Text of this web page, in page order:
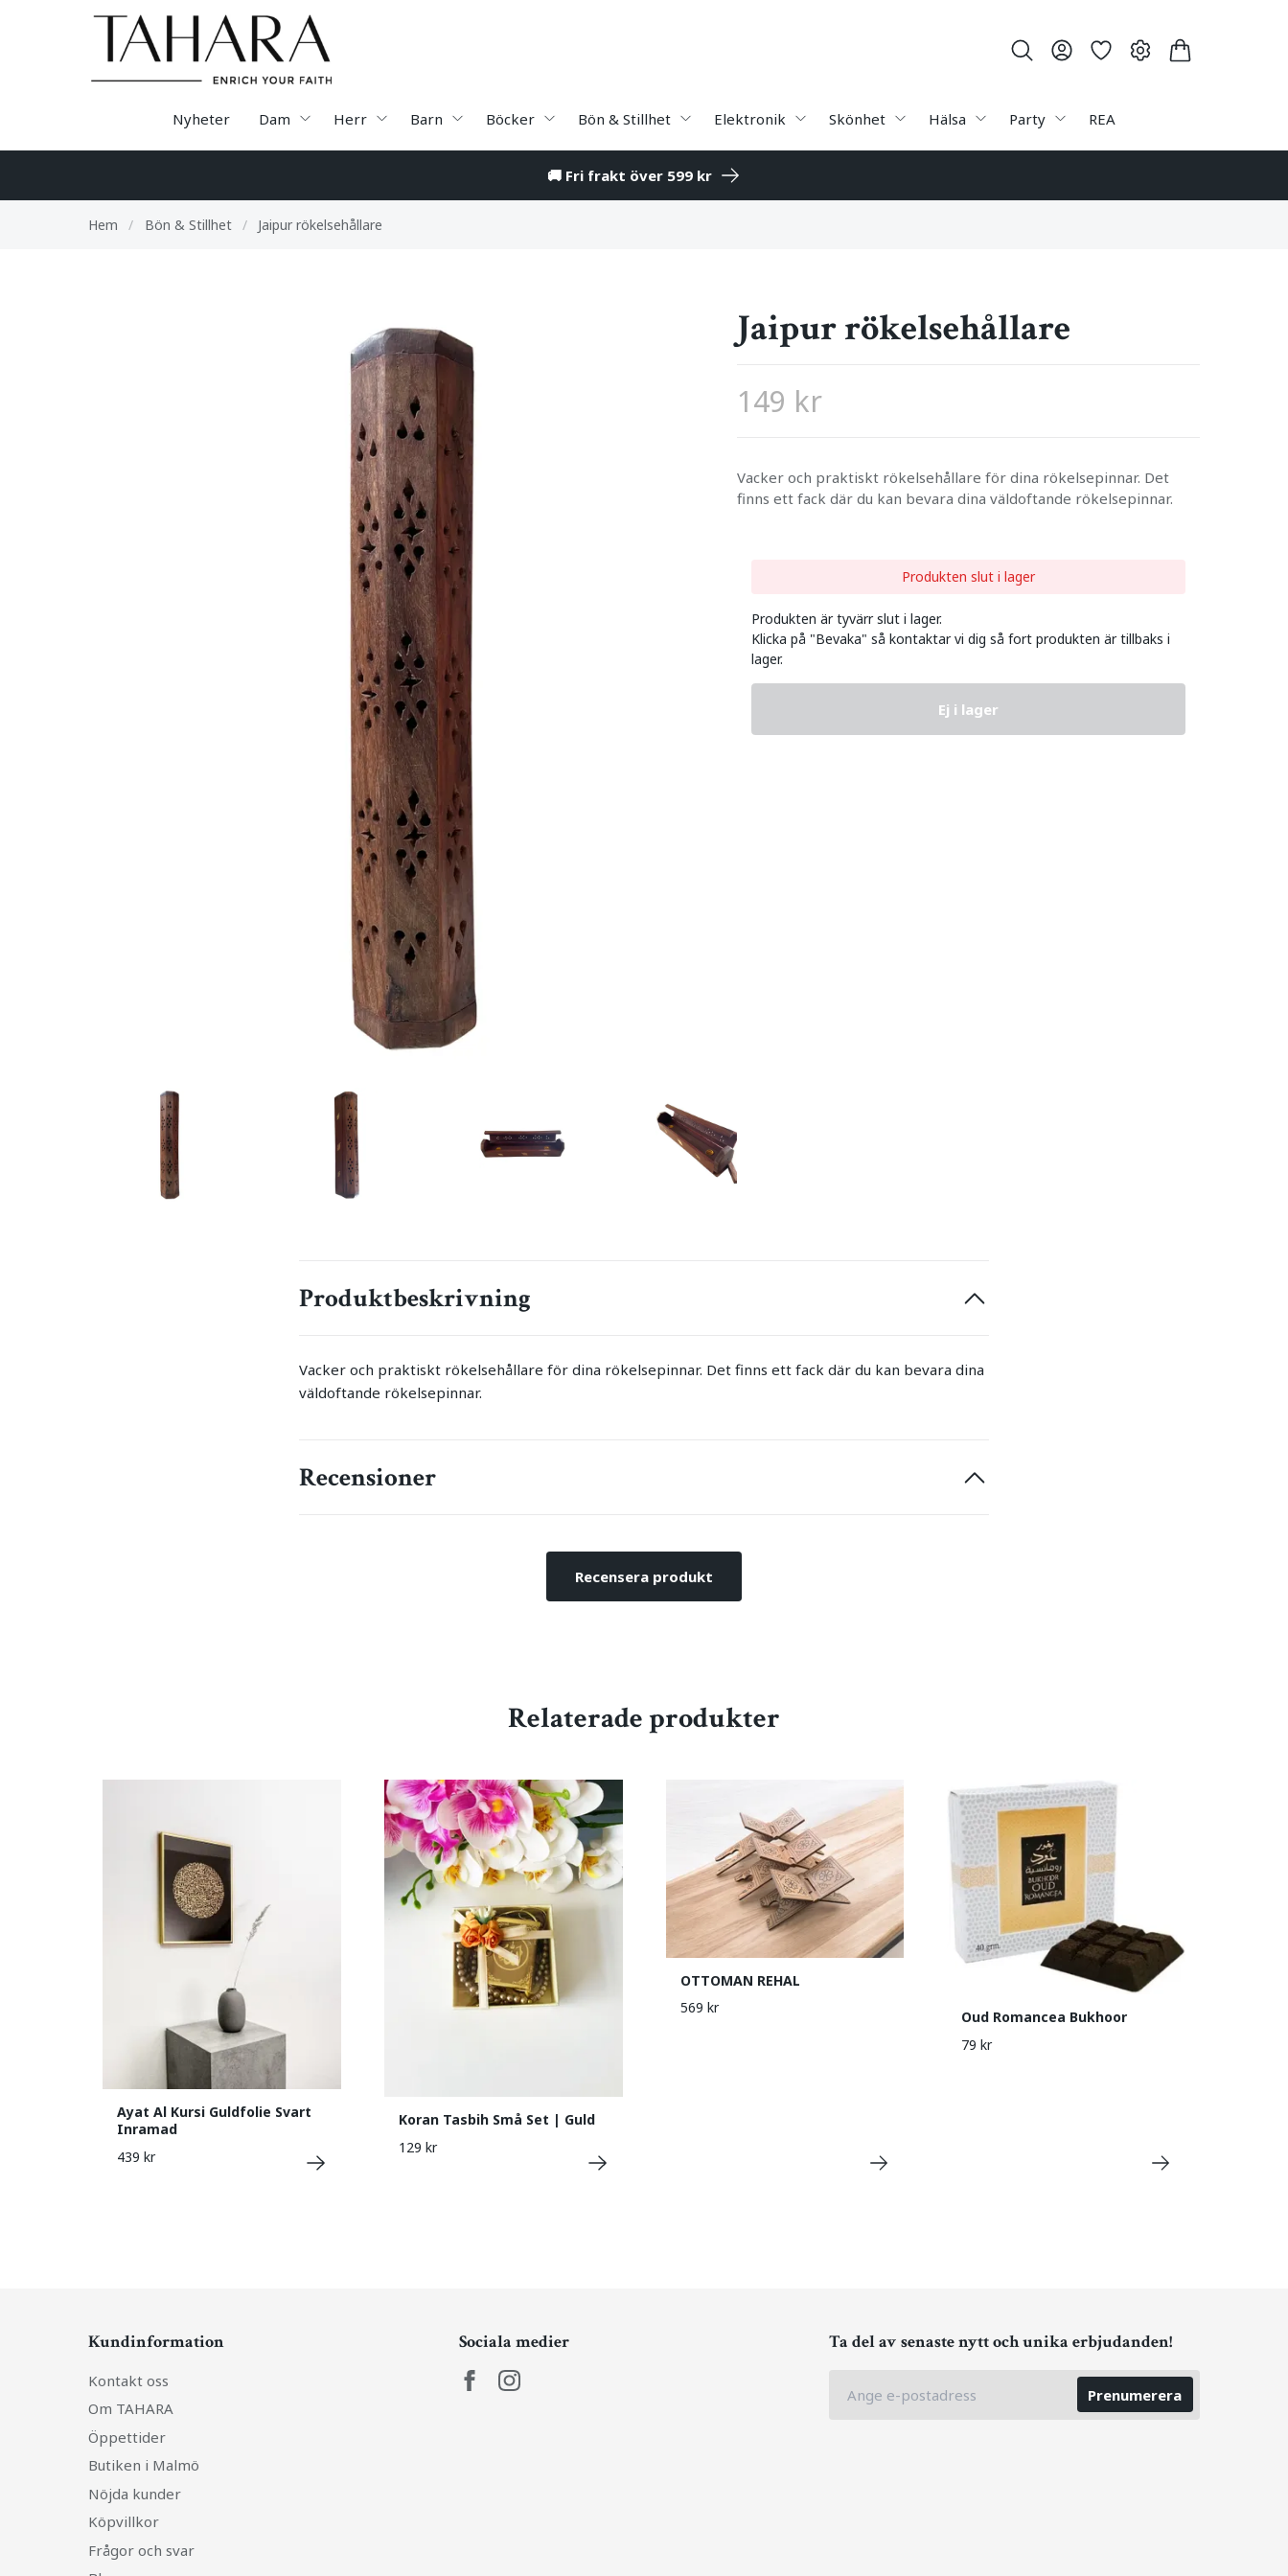
Nyheter Dam Herr Barn Böcker Bön & Stillhet Elektronik Skönhet Hälsa Party REA
🚚 Fri frakt över 599 kr
Hem / Bön & Stillhet / Jaipur rökelsehållare
Jaipur rökelsehållare
149 kr
Vacker och praktiskt rökelsehållare för dina rökelsepinnar. Det
finns ett fack där du kan bevara dina väldoftande rökelsepinnar.
Produkten slut i lager
Produkten är tyvärr slut i lager.
Klicka på "Bevaka" så kontaktar vi dig så fort produkten är tillbaks i
lager.
Ej i lager
Produktbeskrivning
Vacker och praktiskt rökelsehållare för dina rökelsepinnar. Det finns ett fack där du kan bevara dina
väldoftande rökelsepinnar.
Recensioner
Recensera produkt
Relaterade produkter
Ayat Al Kursi Guldfolie Svart
Inramad
439 kr
Koran Tasbih Små Set | Guld
129 kr
OTTOMAN REHAL
569 kr
Oud Romancea Bukhoor
79 kr
Kundinformation
Kontakt oss
Om TAHARA
Öppettider
Butiken i Malmö
Nöjda kunder
Köpvillkor
Frågor och svar
Sociala medier Ta del av senaste nytt och unika erbjudanden!
Prenumerera